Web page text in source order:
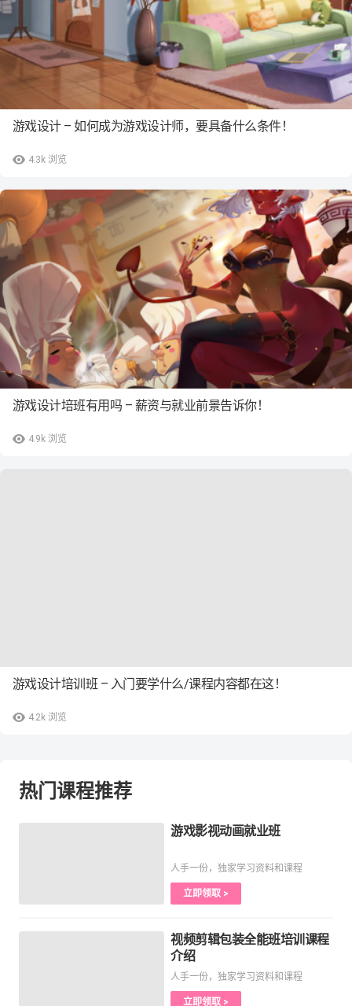
4.3k 浏览
游戏设计 – 如何成为游戏设计师，要具备什么条件！
4.9k 浏览
游戏设计培班有用吗 – 薪资与就业前景告诉你！
4.2k 浏览
游戏设计培训班 – 入门要学什么/课程内容都在这！
热门课程推荐
游戏影视动画就业班
人手一份，独家学习资料和课程
立即领取 >
视频剪辑包装全能班培训课程
介绍
人手一份，独家学习资料和课程
立即领取 >